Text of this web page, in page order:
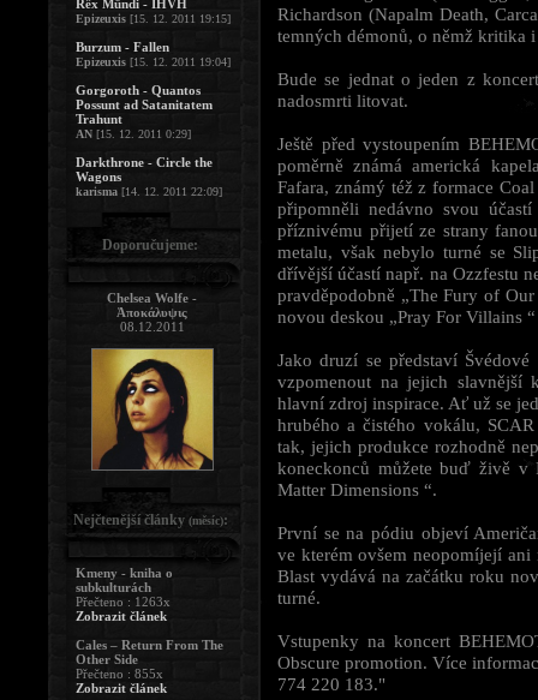
Richardson (Napalm Death,
temných démonů, o němž kritika
Bude se jednat o jeden z
nadosmrti litovat.
Ještě před vystoupením
poměrně známá americká
Fafara, známý též z formace
připomněli nedávno svou
příznivému přijetí ze strany
metalu, však nebylo turné se
dřívější účastí např. na Ozzfestu
pravděpodobně „The Fury of
novou deskou „Pray For Villains
Jako druzí se představí
vzpomenout na jejich slavnější
hlavní zdroj inspirace. Ať už se
hrubého a čistého vokálu,
tak, jejich produkce rozhodně
koneckonců můžete buď živě v
Matter Dimensions “.
První se na pódiu objeví
ve kterém ovšem neopomíjejí
Blast vydává na začátku roku
turné.
Vstupenky na koncert
Obscure promotion. Více
774 220 183."
Rêx Mündi - IHVH
Epizeuxis [15. 12. 2011 19:15]
Burzum - Fallen
Epizeuxis [15. 12. 2011 19:04]
Gorgoroth - Quantos
Possunt ad Satanitatem
Trahunt
AN [15. 12. 2011 0:29]
Darkthrone - Circle the
Wagons
karisma [14. 12. 2011 22:09]
Doporučujeme:
Chelsea Wolfe -
Ἀποκάλυψις
08.12.2011
Nejčtenější články (měsíc):
Kmeny - kniha o
subkulturách
Přečteno : 1263x
Zobrazit článek
Cales – Return From The
Other Side
Přečteno : 855x
Zobrazit článek